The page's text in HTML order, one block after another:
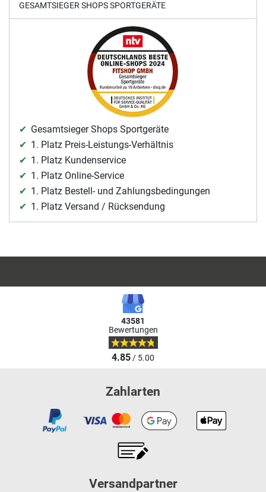
GESAMTSIEGER SHOPS SPORTGERÄTE
Gesamtsieger Shops Sportgeräte
1. Platz Preis-Leistungs-Verhältnis
1. Platz Kundenservice
1. Platz Online-Service
1. Platz Bestell- und Zahlungsbedingungen
1. Platz Versand / Rücksendung
43581
Bewertungen
4.85/ 5.00
Zahlarten
Versandpartner